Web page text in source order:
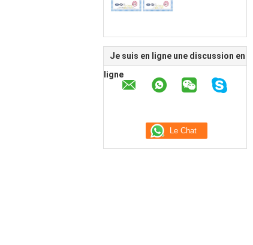
Je suis en ligne une discussion en
ligne